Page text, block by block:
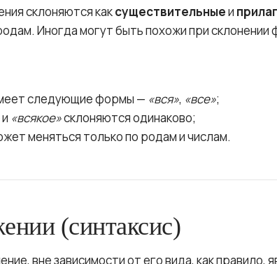
склоняются каксуществительныеи
Иногда могут быть похожи при
следующие формы — «вся», «все»;
и «всякое»склоняются одинаково;
меняться только по родам и числам.
(синтаксис)
вне зависимости от его вида, как правило,